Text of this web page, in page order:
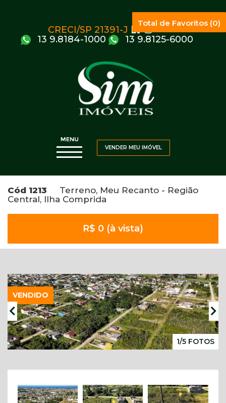
CRECI/SP 21391-J
13 9.8184-1000
13 9.8125-6000
Total de Favoritos (0)
VENDER MEU IMÓVEL
Cód 1213 Terreno, Meu Recanto - Região
Central, Ilha Comprida
R$ 0 (à vista)
VENDIDO
1/5 FOTOS